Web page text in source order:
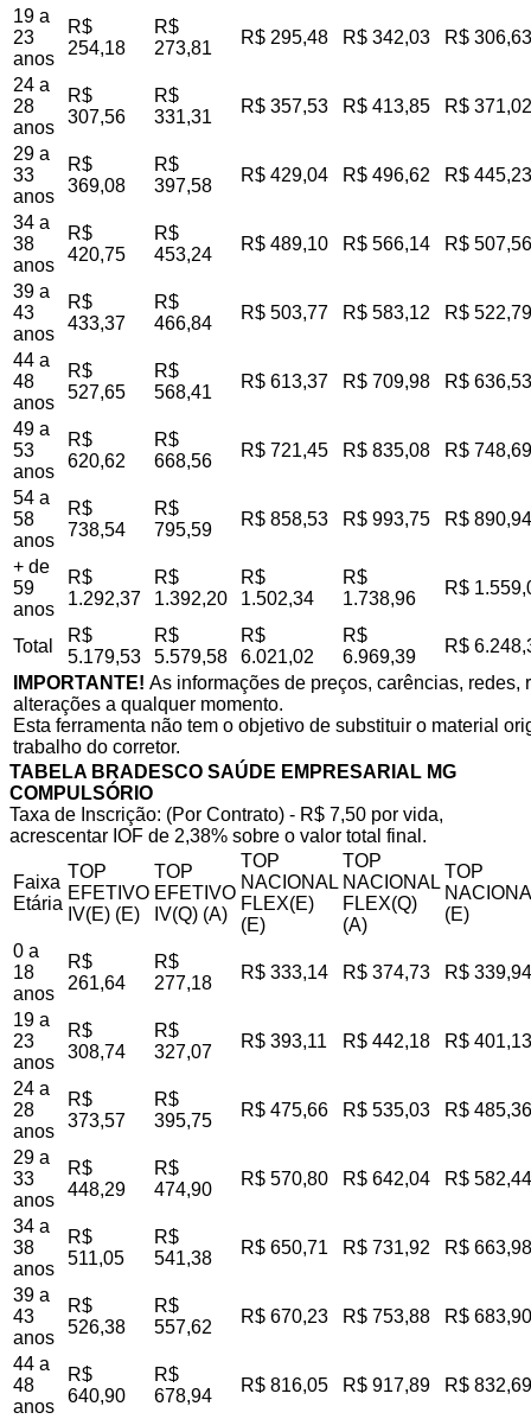
19 a
23
anos
R$
254,18
R$
273,81
R$ 295,48 R$ 342,03 R$ 306,63
24 a
28
anos
R$
307,56
R$
331,31
R$ 357,53 R$ 413,85 R$ 371,02
29 a
33
anos
R$
369,08
R$
397,58
R$ 429,04 R$ 496,62 R$ 445,23
34 a
38
anos
R$
420,75
R$
453,24
R$ 489,10 R$ 566,14 R$ 507,56
39 a
43
anos
R$
433,37
R$
466,84
R$ 503,77 R$ 583,12 R$ 522,79
44 a
48
anos
R$
527,65
R$
568,41
R$ 613,37 R$ 709,98 R$ 636,53
49 a
53
anos
R$
620,62
R$
668,56
R$ 721,45 R$ 835,08 R$ 748,69
54 a
58
anos
R$
738,54
R$
795,59
R$ 858,53 R$ 993,75 R$ 890,94
+ de
59
anos
R$
1.292,37
R$
1.392,20
R$
1.502,34
R$
1.738,96
R$
Total
R$
5.179,53
R$
5.579,58
R$
6.021,02
R$
6.969,39
R$
IMPORTANTE! As informações de preços, carências,
alterações a qualquer momento.
Esta ferramenta não tem o objetivo de substituir o material
trabalho do corretor.
TABELA BRADESCO SAÚDE EMPRESARIAL MG
COMPULSÓRIO
Taxa de Inscrição: (Por Contrato) - R$ 7,50 por vida,
acrescentar IOF de 2,38% sobre o valor total final.
Faixa
Etária
TOP
EFETIVO
IV(E) (E)
TOP
EFETIVO
IV(Q) (A)
TOP
NACIONAL
FLEX(E)
(E)
TOP
NACIONAL
FLEX(Q)
(A)
TOP
(E)
0 a
18
anos
R$
261,64
R$
277,18
R$ 333,14 R$ 374,73 R$ 339,94
19 a
23
anos
R$
308,74
R$
327,07
R$ 393,11 R$ 442,18 R$ 401,13
24 a
28
anos
R$
373,57
R$
395,75
R$ 475,66 R$ 535,03 R$ 485,36
29 a
33
anos
R$
448,29
R$
474,90
R$ 570,80 R$ 642,04 R$ 582,44
34 a
38
anos
R$
511,05
R$
541,38
R$ 650,71 R$ 731,92 R$ 663,98
39 a
43
anos
R$
526,38
R$
557,62
R$ 670,23 R$ 753,88 R$ 683,90
44 a
48
anos
R$
640,90
R$
678,94
R$ 816,05 R$ 917,89 R$ 832,69